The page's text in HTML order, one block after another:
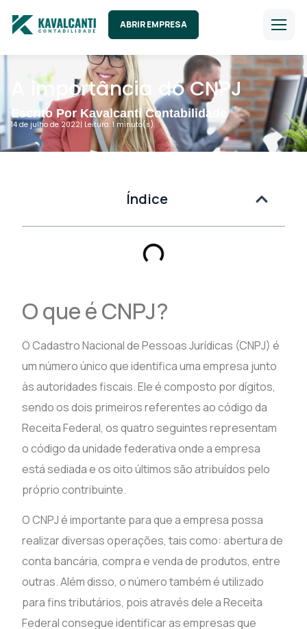
ABRIR EMPRESA
A importância do CNPJ
Escrito Por Kavalcanti Contabilidade
14 de julho de 2022| Leitura: 1 minuto(s).
Índice
O que é CNPJ?
O Cadastro Nacional de Pessoas Jurídicas (CNPJ) é
um número único que identifica uma empresa junto
às autoridades fiscais. Ele é composto por dígitos,
sendo os dois primeiros referentes ao código da
Receita Federal, os quatro seguintes representam
o código da unidade federativa onde a empresa
está sediada e os oito últimos são atribuídos pelo
próprio contribuinte.
O CNPJ é importante para que a empresa possa
realizar diversas operações, tais como: abertura de
conta bancária, compra e venda de produtos, entre
outras. Além disso, o número também é utilizado
para fins tributários, pois através dele a Receita
Federal consegue identificar as empresas que